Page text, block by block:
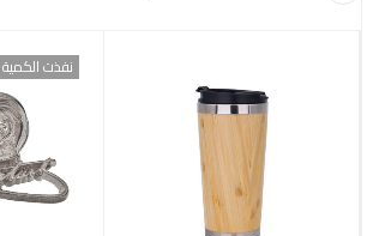
نفذت الكمية